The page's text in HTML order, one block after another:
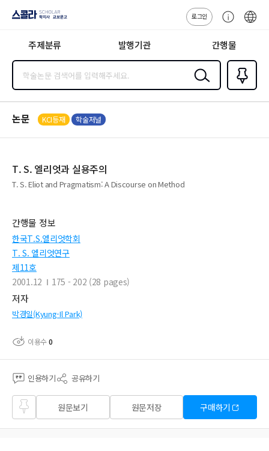
지사·교보문고
로그인
센
주제분류 발행기관 간행물
검색
즐겨찾
기0
논문 KCI등재 학술저널
T. S. 엘리엇과 실용주의
T. S. Eliot and Pragmatism: A Discourse on Method
간행물 정보
한국T.S.엘리엇학회
T. S. 엘리엇연구
제11호
2001.12
175 - 202 (28 pages)
저자
박경일(Kyung-Il Park)
이용수0
인용하기 공유하기
즐겨
찾기
원문보기 원문저장 구매하기